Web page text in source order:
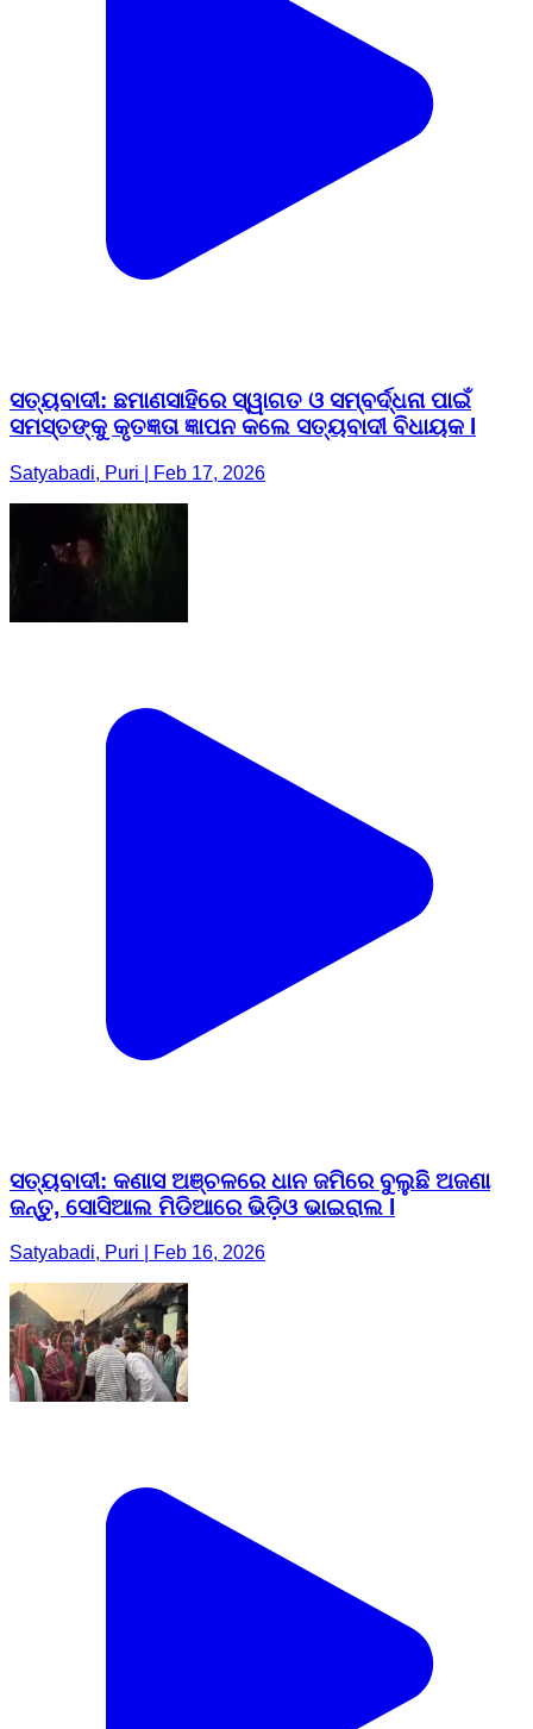
ସତ୍ୟବାଦୀ: ଛମାଣସାହିରେ ସ୍ୱାଗତ ଓ ସମ୍ବର୍ଦ୍ଧନା ପାଇଁ
ସମସ୍ତଙ୍କୁ କୃତଜ୍ଞତା ଜ୍ଞାପନ କଲେ ସତ୍ୟବାଦୀ ବିଧାୟକ l
Satyabadi, Puri | Feb 17, 2026
ସତ୍ୟବାଦୀ: କଣାସ ଅଞ୍ଚଳରେ ଧାନ ଜମିରେ ବୁଲୁଛି ଅଜଣା
ଜନ୍ତୁ, ସୋସିଆଲ ମିଡିଆରେ ଭିଡ଼ିଓ ଭାଇରାଲ l
Satyabadi, Puri | Feb 16, 2026